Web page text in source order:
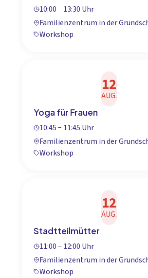
10:00 − 13:30 Uhr
Familienzentrum in der
Workshop
12
AUG.
Yoga für Frauen
10:45 − 11:45 Uhr
Familienzentrum in der
Workshop
12
AUG.
Stadtteilmütter
11:00 − 12:00 Uhr
Familienzentrum in der
Workshop